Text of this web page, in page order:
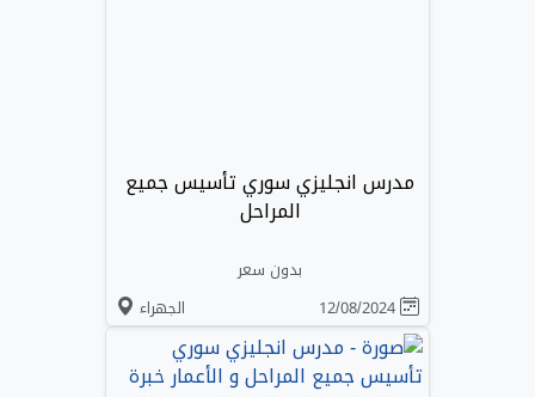
مدرس انجليزي سوري تأسيس جميع
المراحل
بدون سعر
الجهراء